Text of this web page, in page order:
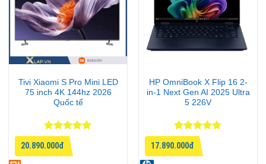
Tivi Xiaomi S Pro Mini LED
75 inch 4K 144hz 2026
Quốc tế
Được xếp
hạng
55
sao
20.890.000đ
HP OmniBook X Flip 16 2-
in-1 Next Gen AI 2025 Ultra
5 226V
Được xếp
hạng
4.75
5 sao
17.890.000đ